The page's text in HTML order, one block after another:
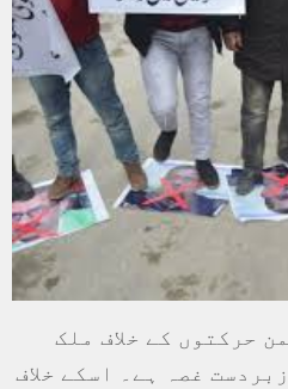
حرکتوں کے خلاف ملک
غصہ ہے۔ اسکے خلاف